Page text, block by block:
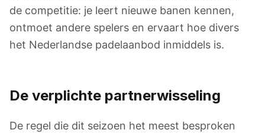
de competitie: je leert nieuwe banen kennen,
ontmoet andere spelers en ervaart hoe divers
het Nederlandse padelaanbod inmiddels is.
De verplichte partnerwisseling
De regel die dit seizoen het meest besproken